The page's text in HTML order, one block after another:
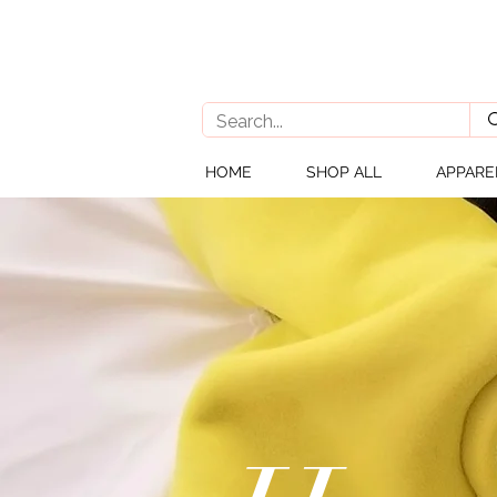
HOME SHOP ALL